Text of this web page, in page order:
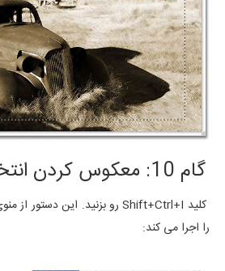
گام 10: معکوس کردن انتخاب
را اجرا می کند: